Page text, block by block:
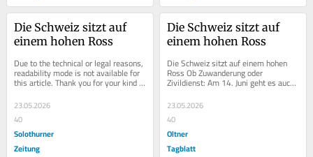
Die Schweiz sitzt auf
einem hohen Ross
Due to the technical or legal reasons,
readability mode is not available for
this article. Thank you for your kind
23.05.2026
40
Solothurner
Zeitung
Die Schweiz sitzt auf
einem hohen Ross
Die Schweiz sitzt auf einem hohen
Ross Ob Zuwanderung oder
Zivildienst: Am 14. Juni geht es auch
darum, ob wir Schweizer ein Gespür
für unsere Rolle...
23.05.2026
40
Oltner
Tagblatt